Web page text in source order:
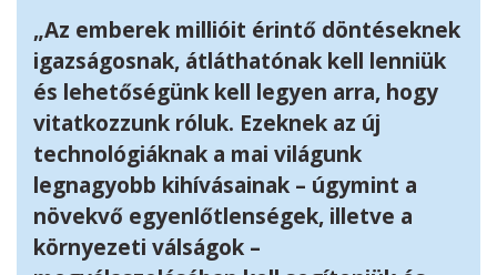
„Az emberek millióit érintő döntéseknek
igazságosnak, átláthatónak kell lenniük
és lehetőségünk kell legyen arra, hogy
vitatkozzunk róluk. Ezeknek az új
technológiáknak a mai világunk
legnagyobb kihívásainak – úgymint a
növekvő egyenlőtlenségek, illetve a
környezeti válságok –